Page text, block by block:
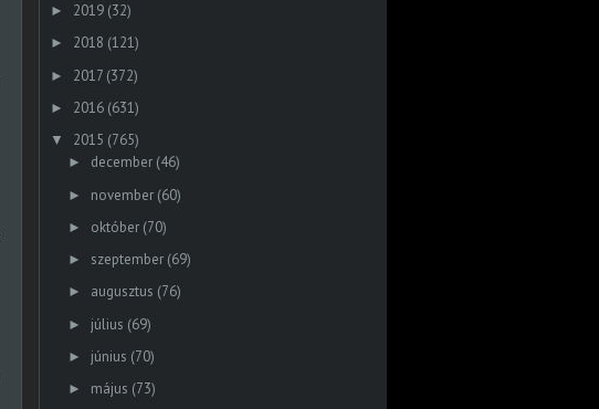
► 2019 (32)
► 2018 (121)
► 2017 (372)
► 2016 (631)
▼ 2015 (765)
► december (46)
► november (60)
► október (70)
► szeptember (69)
► augusztus (76)
► július (69)
► június (70)
► május (73)